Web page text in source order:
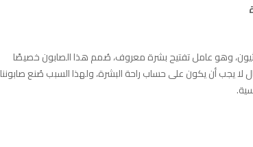
وهو عامل تفتيح بشرة معروف، صُمم هذا الصابون خصيصًا
لا يجب أن يكون على حساب راحة البشرة، ولهذا السبب صُنع صابوننا